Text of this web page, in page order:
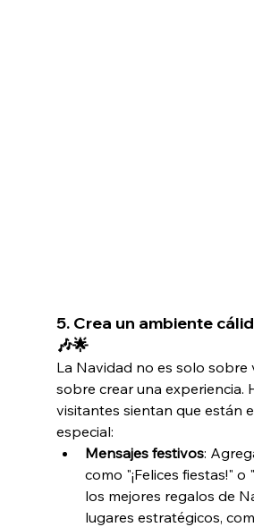
5. Crea un ambiente
🎶🌟
La Navidad no es solo sobre
sobre crear una experiencia.
visitantes sientan que están
especial:
Mensajes festivos:
como "¡Felices fiestas!" o
los mejores regalos de
lugares estratégicos,